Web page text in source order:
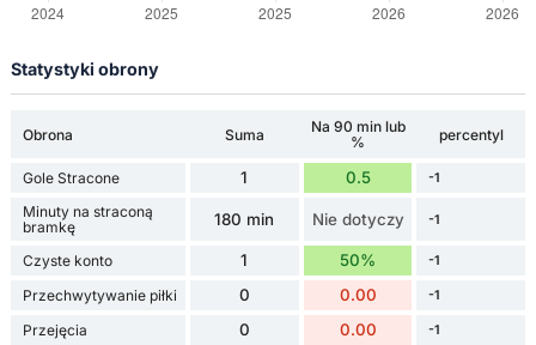
Statystyki obrony
Obrona Suma
Na 90 min lub
%
percentyl
Gole Stracone 1 0.5 -1
Minuty na straconą
bramkę
180 min Nie dotyczy -1
Czyste konto 1 50% -1
Przechwytywanie piłki 0 0.00 -1
Przejęcia 0 0.00 -1